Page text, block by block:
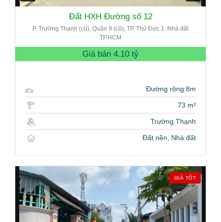
Đất HXH Đường số 12
P. Trường Thạnh (cũ), Quận 9 (cũ), TP. Thủ Đức 1. Nhà đất
TP.HCM
Giá bán 4.10 tỷ
Đường rộng 8m
73 m²
Trường Thạnh
Đất nền, Nhà đất
GIÁ TỐT